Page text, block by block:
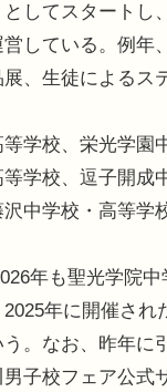
してスタートし
している。例
、生徒によるス
学校、栄光学園
学校、逗子開成
中学校・高等学
年も聖光学院
年に開催さ
。なお、昨年に
子校フェア公式